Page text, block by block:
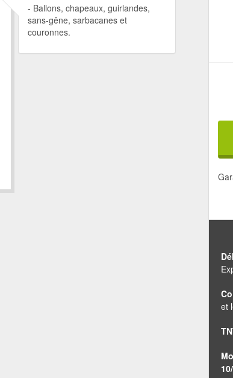
Ballons, chapeaux, guirlandes,
sans-gêne, sarbacanes et
couronnes.
et